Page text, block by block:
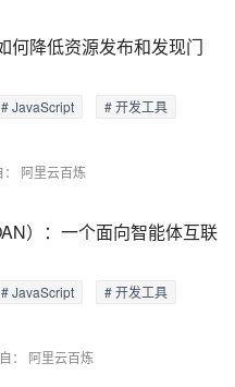
阿里云百炼
何降低资源发布和发现门
# JavaScript
# 开发工具
： 阿里云百炼
）：一个面向智能体互联
# JavaScript
# 开发工具